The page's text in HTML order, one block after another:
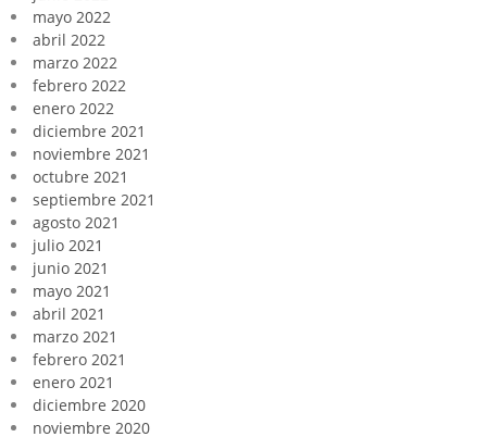
mayo 2022
abril 2022
marzo 2022
febrero 2022
enero 2022
diciembre 2021
noviembre 2021
octubre 2021
septiembre 2021
agosto 2021
julio 2021
junio 2021
mayo 2021
abril 2021
marzo 2021
febrero 2021
enero 2021
diciembre 2020
noviembre 2020